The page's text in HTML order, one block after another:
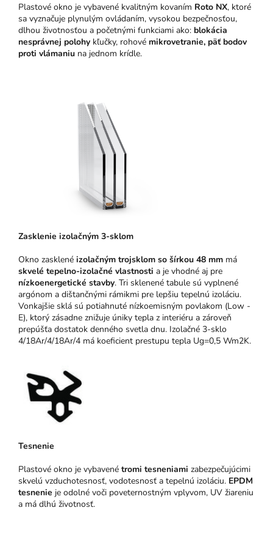
Plastové okno je vybavené kvalitným kovaním Roto NX, ktoré
sa vyznačuje plynulým ovládaním, vysokou bezpečnosťou,
dlhou životnosťou a početnými funkciami ako: blokácia
nesprávnej polohy kľučky, rohové mikrovetranie, päť bodov
proti vlámaniu na jednom krídle.
Zasklenie izolačným 3-sklom
Okno zasklené izolačným trojsklom so šírkou 48 mm má
skvelé tepelno-izolačné vlastnosti a je vhodné aj pre
nízkoenergetické stavby. Tri sklenené tabule sú vyplnené
argónom a dištančnými rámikmi pre lepšiu tepelnú izoláciu.
Vonkajšie sklá sú potiahnuté nízkoemisným povlakom (Low -
E), ktorý zásadne znižuje úniky tepla z interiéru a zároveň
prepúšťa dostatok denného svetla dnu. Izolačné 3-sklo
4/18Ar/4/18Ar/4 má koeficient prestupu tepla Ug=0,5 Wm2K.
Tesnenie
Plastové okno je vybavené tromi tesneniami zabezpečujúcimi
skvelú vzduchotesnosť, vodotesnosť a tepelnú izoláciu. EPDM
tesnenie je odolné voči poveternostným vplyvom, UV žiareniu
a má dlhú životnosť.